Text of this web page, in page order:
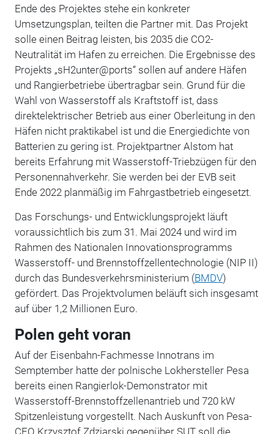
Ende des Projektes stehe ein konkreter
Umsetzungsplan, teilten die Partner mit. Das Projekt
solle einen Beitrag leisten, bis 2035 die CO2-
Neutralität im Hafen zu erreichen. Die Ergebnisse des
Projekts „sH2unter@ports“ sollen auf andere Häfen
und Rangierbetriebe übertragbar sein. Grund für die
Wahl von Wasserstoff als Kraftstoff ist, dass
direktelektrischer Betrieb aus einer Oberleitung in den
Häfen nicht praktikabel ist und die Energiedichte von
Batterien zu gering ist. Projektpartner Alstom hat
bereits Erfahrung mit Wasserstoff-Triebzügen für den
Personennahverkehr. Sie werden bei der EVB seit
Ende 2022 planmäßig im Fahrgastbetrieb eingesetzt.
Das Forschungs- und Entwicklungsprojekt läuft
voraussichtlich bis zum 31. Mai 2024 und wird im
Rahmen des Nationalen Innovationsprogramms
Wasserstoff- und Brennstoffzellentechnologie (NIP II)
durch das Bundesverkehrsministerium (BMDV)
gefördert. Das Projektvolumen beläuft sich insgesamt
auf über 1,2 Millionen Euro.
Polen geht voran
Auf der Eisenbahn-Fachmesse Innotrans im
Semptember hatte der polnische Lokhersteller Pesa
bereits einen Rangierlok-Demonstrator mit
Wasserstoff-Brennstoffzellenantrieb und 720 kW
Spitzenleistung vorgestellt. Nach Auskunft von Pesa-
CEO Krzysztof Zdziarski gegenüber SUT soll die